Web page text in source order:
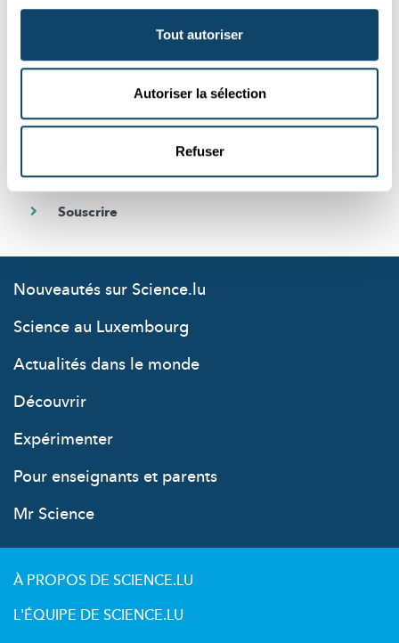
Tout autoriser
Autoriser la sélection
Refuser
DE
pouvez à tout moment et très facilement vous désinscrire en cliquant sur
le lien de désabonnement présent au bas de chaque newsletter. Pour
plus d’information, consultez notrepolitique de confidentialité
Nouveautés sur Science.lu
Science au Luxembourg
Actualités dans le monde
Découvrir
Expérimenter
Pour enseignants et parents
Mr Science
À PROPOS DE SCIENCE.LU
L'ÉQUIPE DE SCIENCE.LU